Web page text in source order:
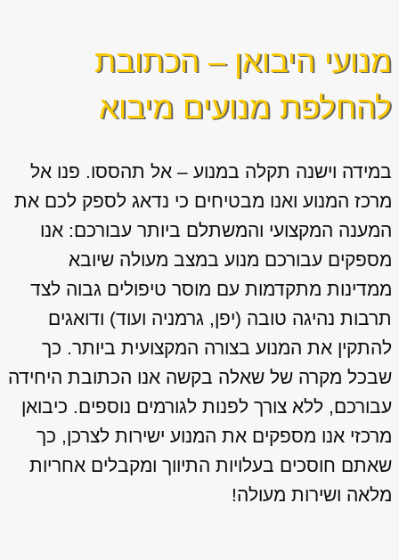
מנועי היבואן – הכתובת
להחלפת מנועים מיבוא
במידה וישנה תקלה במנוע – אל תהססו. פנו אל
מרכז המנוע ואנו מבטיחים כי נדאג לספק לכם את
המענה המקצועי והמשתלם ביותר עבורכם: אנו
מספקים עבורכם מנוע במצב מעולה שיובא
ממדינות מתקדמות עם מוסר טיפולים גבוה לצד
תרבות נהיגה טובה (יפן, גרמניה ועוד) ודואגים
להתקין את המנוע בצורה המקצועית ביותר. כך
שבכל מקרה של שאלה בקשה אנו הכתובת היחידה
עבורכם, ללא צורך לפנות לגורמים נוספים. כיבואן
מרכזי אנו מספקים את המנוע ישירות לצרכן, כך
שאתם חוסכים בעלויות התיווך ומקבלים אחריות
מלאה ושירות מעולה!